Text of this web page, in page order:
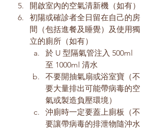
開啟室內的空氣清新機（如有）
初陽或確診者全日留在自己的房
間（包括進餐及睡覺）及使用獨
立的廁所（如有）
於 U 型隔氣管注入 500ml
至 1000ml 清水
不要開抽氣扇或浴室寶（不
要大量排出可能帶病毒的空
氣或製造負壓環境）
沖廁時一定要蓋上廁板（不
要讓帶病毒的排泄物隨沖水